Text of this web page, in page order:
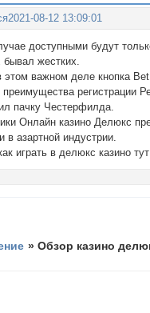
2021-08-12 13:09:01
доступными будут
жестких.
важном деле кнопка Bet
регистрации
пачку Честерфилда.
Онлайн казино Делюкс
в азартной индустрии.
играть в делюкс казино тут
»Обзор казино